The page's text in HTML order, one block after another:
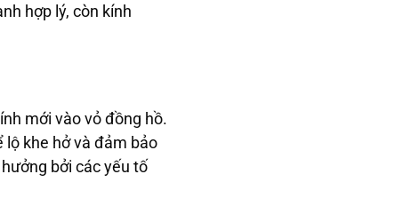
hợp lý, còn kính
mới vào vỏ đồng hồ.
lộ khe hở và đảm bảo
bởi các yếu tố